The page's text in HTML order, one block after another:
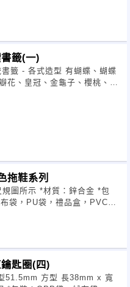
籤(一)
式造型 有蝴蝶、蝴蝶
花、皇冠、金龜子、櫻桃、幸
拖鞋系列
質：鋅合金 *包
袋，PU袋，禮品盒，PVC
匙圈(四)